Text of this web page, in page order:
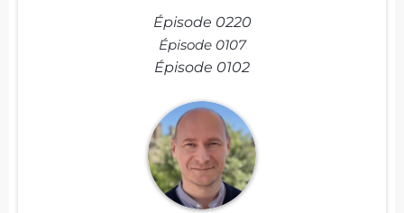
Épisode 0220
Épisode 0107
Épisode 0102